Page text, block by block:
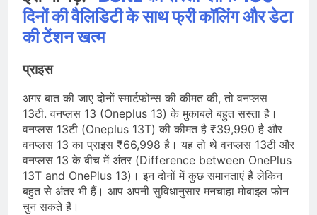
दिनों की वैलिडिटी के साथ फ्री कॉलिंग और डेटा
की टेंशन खत्म
प्राइस
अगर बात की जाए दोनों स्मार्टफोन्स की कीमत की, तो वनप्लस
13टी. वनप्लस 13 (Oneplus 13) के मुकाबले बहुत सस्ता है।
वनप्लस 13टी (Oneplus 13T) की कीमत है ₹39,990 है और
वनप्लस 13 का प्राइस ₹66,998 है। यह तो थे वनप्लस 13टी और
वनप्लस 13 के बीच में अंतर (Difference between OnePlus
13T and OnePlus 13)। इन दोनों में कुछ समानताएं हैं लेकिन
बहुत से अंतर भी हैं। आप अपनी सुविधानुसार मनचाहा मोबाइल फोन
चुन सकते हैं।